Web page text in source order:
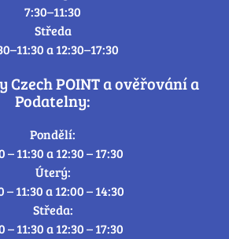
7:30–11:30
Středa
a 12:30–17:30
Czech POINT a ověřování a
Podatelny:
Pondělí:
– 11:30 a 12:30 – 17:30
Úterý:
– 11:30 a 12:00 – 14:30
Středa:
– 11:30 a 12:30 – 17:30